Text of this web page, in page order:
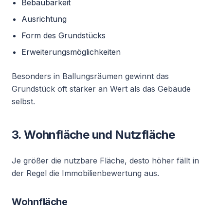
Bebaubarkeit
Ausrichtung
Form des Grundstücks
Erweiterungsmöglichkeiten
Besonders in Ballungsräumen gewinnt das
Grundstück oft stärker an Wert als das Gebäude
selbst.
3. Wohnfläche und Nutzfläche
Je größer die nutzbare Fläche, desto höher fällt in
der Regel die Immobilienbewertung aus.
Wohnfläche